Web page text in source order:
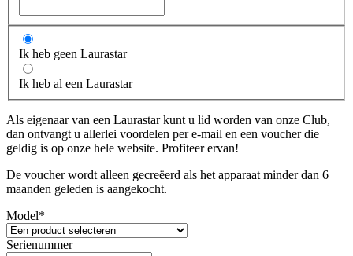
Ik heb geen Laurastar
Ik heb al een Laurastar
Als eigenaar van een Laurastar kunt u lid worden van onze Club,
dan ontvangt u allerlei voordelen per e-mail en een voucher die
geldig is op onze hele website. Profiteer ervan!
De voucher wordt alleen gecreëerd als het apparaat minder dan 6
maanden geleden is aangekocht.
Model*
Serienummer